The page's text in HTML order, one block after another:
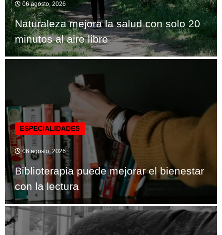
06 agosto, 2026
Naturaleza mejora la salud con solo 20
minutos al aire libre
ESPECIALIDADES
06 agosto, 2026
Biblioterapia puede mejorar el bienestar
con la lectura